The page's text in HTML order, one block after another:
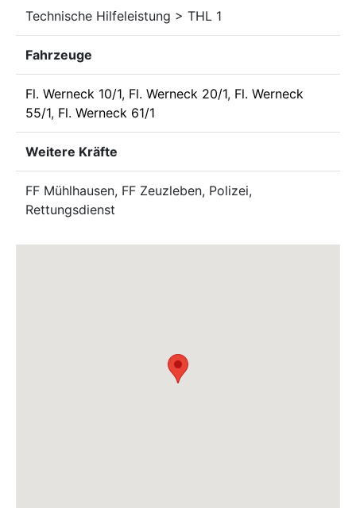
Technische Hilfeleistung > THL 1
Fahrzeuge
Fl. Werneck 10/1, Fl. Werneck 20/1, Fl. Werneck
55/1, Fl. Werneck 61/1
Weitere Kräfte
FF Mühlhausen, FF Zeuzleben, Polizei,
Rettungsdienst